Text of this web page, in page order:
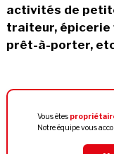
activités de
traiteur, épicerie
prêt-à-porter,
Vous êtes
Notre équipe vous